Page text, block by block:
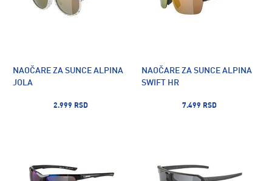
NAOČARE ZA SUNCE ALPINA
JOLA
2.999 RSD
NAOČARE ZA SUNCE ALPINA
SWIFT HR
7.499 RSD